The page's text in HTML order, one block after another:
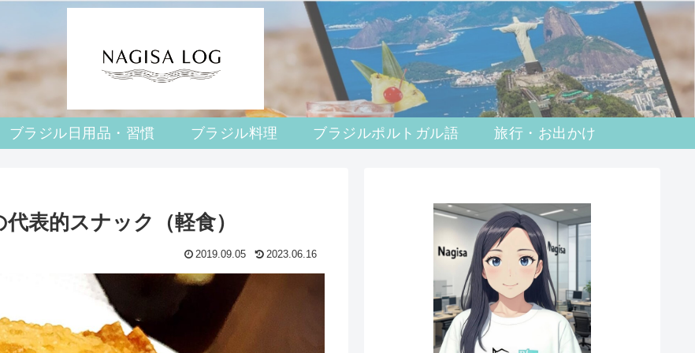
ブラジル日用品・習慣 ブラジル料理 ブラジルポルトガル語 旅行・お出かけ
表的スナック（軽食）
2019.09.05 2023.06.16